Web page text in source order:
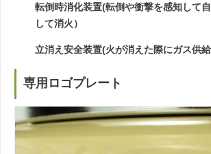
転倒時消化装置(転倒や衝撃を感知して
して消火）
立消え安全装置(火が消えた際にガス供給
専用ロゴプレート